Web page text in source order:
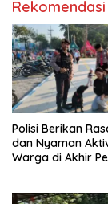
Polisi Berikan
dan Nyaman
Warga di Akhir